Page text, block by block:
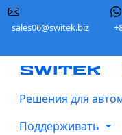
sales06@switek.biz
Решения для
Поддерживать